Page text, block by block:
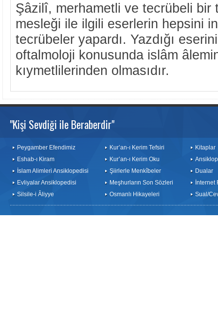
Şâzilî, merhametli ve tecrübeli bir
mesleği ile ilgili eserlerin hepsini
tecrübeler yapardı. Yazdığı
oftalmoloji konusunda islâm
kıymetlilerinden olmasıdır.
"Kişi Sevdiği ile Beraberdir"
Peygamber Efendimiz
Eshab-ı Kiram
İslam Alimleri Ansiklopedisi
Evliyalar Ansiklopedisi
Silsile-i Âliyye
Kur’an-ı Kerim Tefsiri
Kur’an-ı Kerim Oku
Şiirlerle Menkîbeler
Meşhurların Son Sözleri
Osmanlı Hikayeleri
Kitaplar
Dualar
İnternet
Sual/